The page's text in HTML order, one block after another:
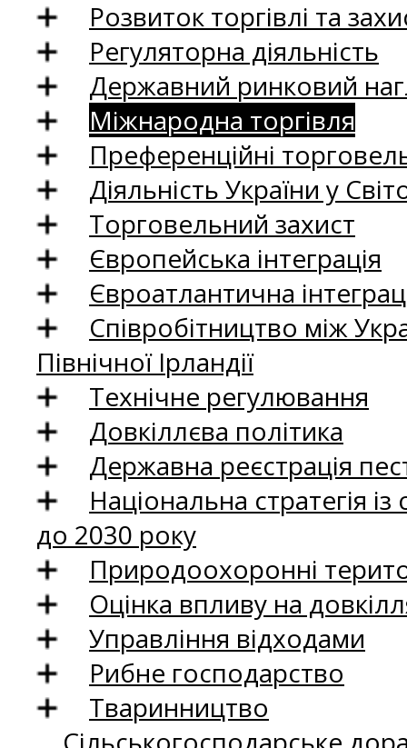
Розвиток торгівлі та
Регуляторна діяльність
Державний ринковий
Міжнародна торгівля
Преференційні
Діяльність України у
Торговельний захист
Європейська інтеграція
Євроатлантична
Співробітництво між
Північної Ірландії
Технічне регулювання
Довкіллєва політика
Державна реєстрація
Національна стратегія
до 2030 року
Природоохоронні
Оцінка впливу на
Управління відходами
Рибне господарство
Тваринництво